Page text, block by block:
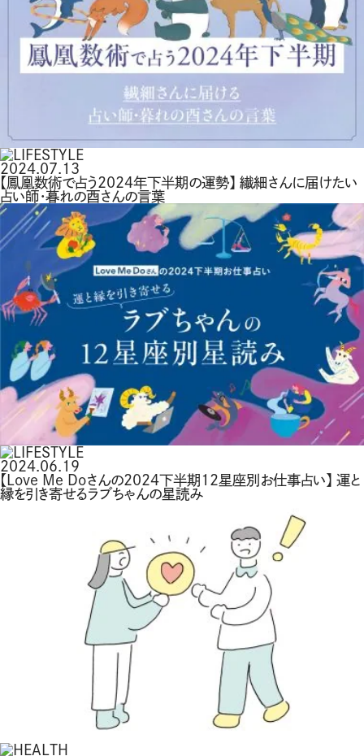
2024.07.13
【鳳凰数術で占う2024年下半期の運勢】 繊細さんに届けたい
占い師・暮れの酉さんの言葉
2024.06.19
【Love Me Doさんの2024下半期12星座別お仕事占い】 運と
縁を引き寄せるラブちゃんの星読み